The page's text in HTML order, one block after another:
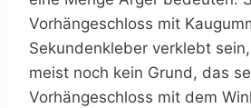
Vorhängeschloss mit
Sekundenkleber verklebt
meist noch kein Grund, das
Vorhängeschloss mit dem